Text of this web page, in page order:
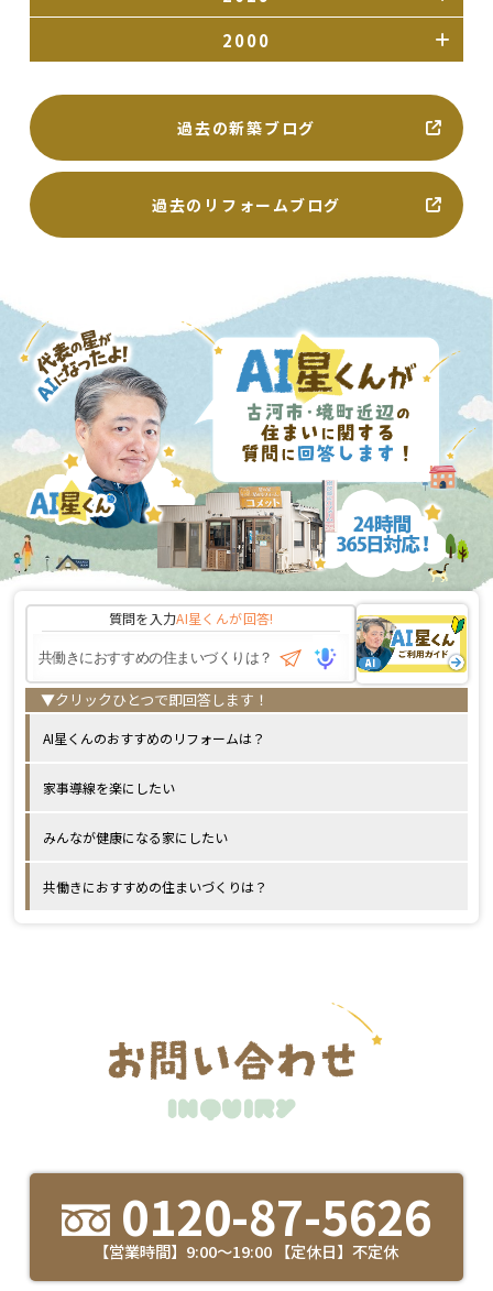
2000
過去の新築ブログ
過去のリフォームブログ
質問を入力AI星くんが回答!
AI星くんのおすすめのリフォームは？
家事導線を楽にしたい
みんなが健康になる家にしたい
共働きにおすすめの住まいづくりは？
0120-87-5626
【営業時間】9:00～19:00 【定休日】不定休